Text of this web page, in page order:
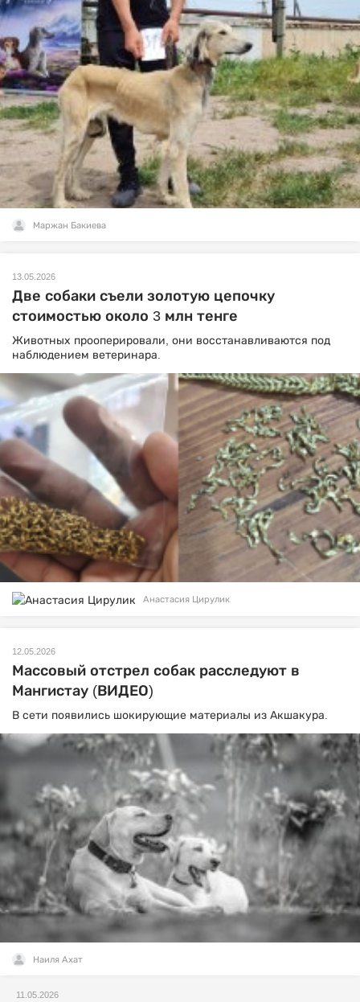
Маржан Бакиева
13.05.2026
Две собаки съели золотую цепочку
стоимостью около 3 млн тенге
Животных прооперировали, они восстанавливаются под
наблюдением ветеринара.
Анастасия Цирулик
12.05.2026
Массовый отстрел собак расследуют в
Мангистау (ВИДЕО)
В сети появились шокирующие материалы из Акшакура.
Наиля Ахат
11.05.2026